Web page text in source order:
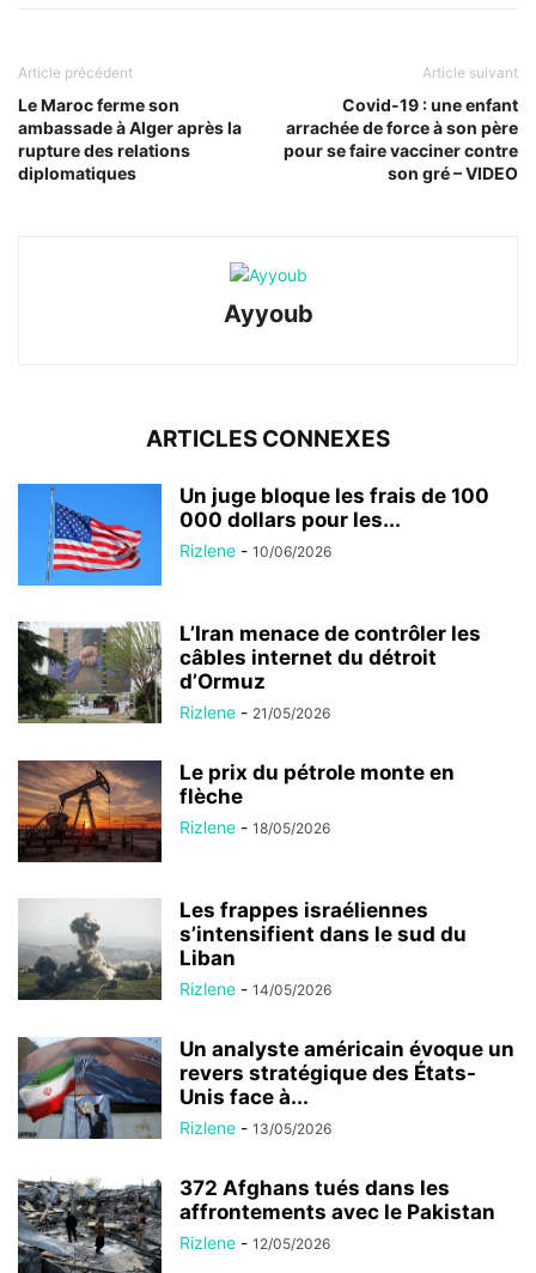
Article précédent
Le Maroc ferme son
ambassade à Alger après la
rupture des relations
diplomatiques
Article suivant
Covid-19 : une enfant
arrachée de force à son père
pour se faire vacciner contre
son gré – VIDEO
Ayyoub
ARTICLES CONNEXES
Un juge bloque les frais de 100
000 dollars pour les...
Rizlene - 10/06/2026
L’Iran menace de contrôler les
câbles internet du détroit
d’Ormuz
Rizlene - 21/05/2026
Le prix du pétrole monte en
flèche
Rizlene - 18/05/2026
Les frappes israéliennes
s’intensifient dans le sud du
Liban
Rizlene - 14/05/2026
Un analyste américain évoque un
revers stratégique des États-
Unis face à...
Rizlene - 13/05/2026
372 Afghans tués dans les
affrontements avec le Pakistan
Rizlene - 12/05/2026